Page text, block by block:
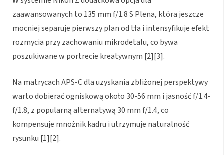
zaawansowanych to 135 mm f/1.8 S Plena, która jeszcze
mocniej separuje pierwszy plan od tła i intensyfikuje efekt
rozmycia przy zachowaniu mikrodetalu, co bywa
poszukiwane w portrecie kreatywnym [2][3].
Na matrycach APS-C dla uzyskania zbliżonej perspektywy
warto dobierać ogniskową około 30-56 mm i jasność f/1.4-
f/1.8, z popularną alternatywą 30 mm f/1.4, co
kompensuje mnożnik kadru i utrzymuje naturalność
rysunku [1][2].